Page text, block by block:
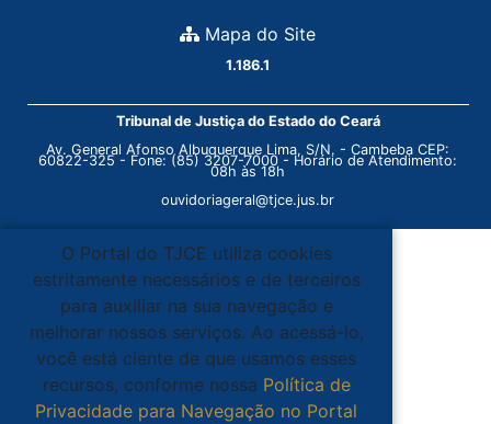
Mapa do Site
1.186.1
Tribunal de Justiça do Estado do Ceará
Av. General Afonso Albuquerque Lima, S/N. - Cambeba CEP:
60822-325 - Fone: (85) 3207-7000 - Horário de Atendimento:
08h às 18h
ouvidoriageral@tjce.jus.br
O Portal do TJCE utiliza cookies
estritamente necessários e de terceiros
para auxiliar na sua navegação e
melhorar nossos serviços. Ao acessá-lo,
você está ciente de que usamos esses
recursos, conforme nossa Política de
Privacidade para Navegação no Portal